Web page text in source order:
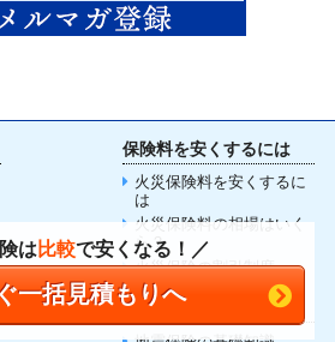
保険料を安くするには
火災保険料を安くするに
は
火災保険料の相場はいく
ら？
火災保険の割引制度
地震保険の基礎知識
は比較で安くなる！／
一括見積もりへ